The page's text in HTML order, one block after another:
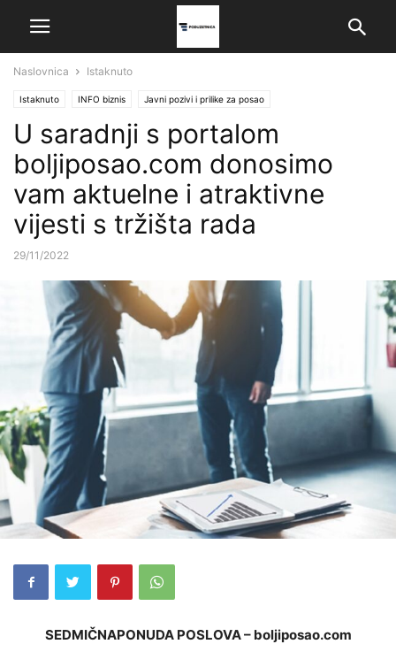
Naslovnica Istaknuto
Istaknuto INFO biznis Javni pozivi i prilike za posao
U saradnji s portalom
boljiposao.com donosimo
vam aktuelne i atraktivne
vijesti s tržišta rada
29/11/2022
SEDMIČNAPONUDA POSLOVA – boljiposao.com